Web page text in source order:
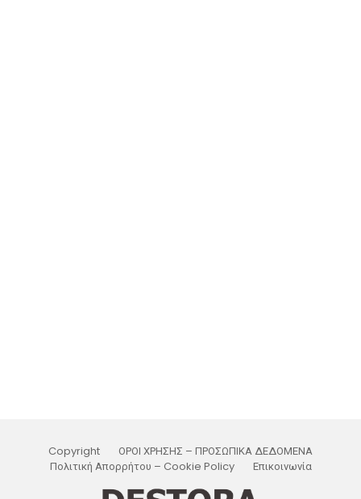
Copyright
ΟΡΟΙ ΧΡΗΣΗΣ – ΠΡΟΣΩΠΙΚΑ ΔΕΔΟΜΕΝΑ
Πολιτική Απορρήτου – Cookie Policy
Επικοινωνία